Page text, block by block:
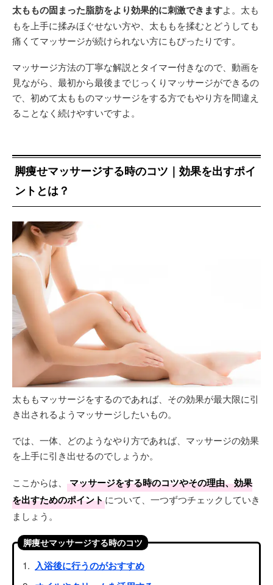
太ももの固まった脂肪をより効果的に刺激できますよ。太も
もを上手に揉みほぐせない方や、太ももを揉むとどうしても
痛くてマッサージが続けられない方にもぴったりです。
マッサージ方法の丁寧な解説とタイマー付きなので、動画を
見ながら、最初から最後までじっくりマッサージができるの
で、初めて太もものマッサージをする方でもやり方を間違え
ることなく続けやすいですよ。
脚痩せマッサージする時のコツ｜効果を出すポイ
ントとは？
太ももマッサージをするのであれば、その効果が最大限に引
き出されるようマッサージしたいもの。
では、一体、どのようなやり方であれば、マッサージの効果
を上手に引き出せるのでしょうか。
ここからは、
マッサージをする時のコツやその理由、効果
を出すためのポイントについて、一つずつチェックしていき
ましょう。
脚痩せマッサージする時のコツ
入浴後に行うのがおすすめ